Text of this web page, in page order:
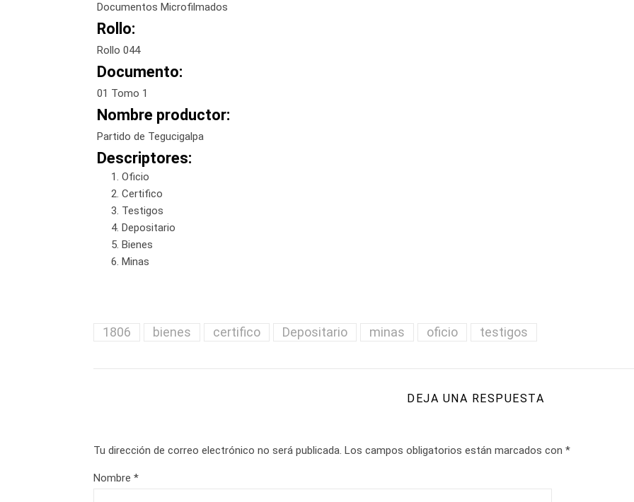
Documentos Microfilmados
Rollo:
Rollo 044
Documento:
01 Tomo 1
Nombre productor:
Partido de Tegucigalpa
Descriptores:
Oficio
Certifico
Testigos
Depositario
Bienes
Minas
1806 bienes certifico Depositario minas oficio testigos
DEJA UNA RESPUESTA
Tu dirección de correo electrónico no será publicada. Los campos obligatorios están marcados con *
Nombre *